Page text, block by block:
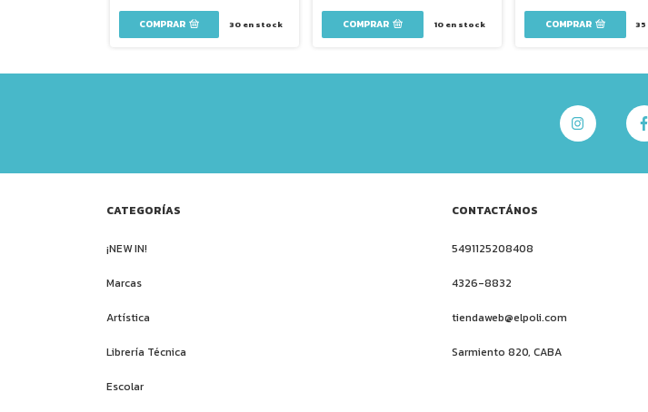
COMPRAR 30en stock COMPRAR 10en stock COMPRAR 35
CATEGORÍAS
¡NEW IN!
Marcas
Artística
Librería Técnica
Escolar
CONTACTÁNOS
5491125208408
4326-8832
tiendaweb@elpoli.com
Sarmiento 820, CABA